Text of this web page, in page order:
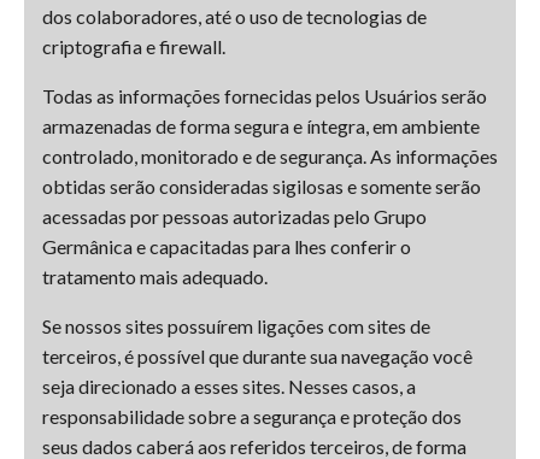
dos colaboradores, até o uso de tecnologias de
criptografia e firewall.
Todas as informações fornecidas pelos Usuários serão
armazenadas de forma segura e íntegra, em ambiente
controlado, monitorado e de segurança. As informações
obtidas serão consideradas sigilosas e somente serão
acessadas por pessoas autorizadas pelo Grupo
Germânica e capacitadas para lhes conferir o
tratamento mais adequado.
Se nossos sites possuírem ligações com sites de
terceiros, é possível que durante sua navegação você
seja direcionado a esses sites. Nesses casos, a
responsabilidade sobre a segurança e proteção dos
seus dados caberá aos referidos terceiros, de forma